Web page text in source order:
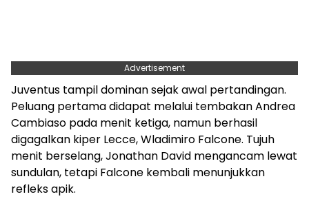
Advertisement
Juventus tampil dominan sejak awal pertandingan.
Peluang pertama didapat melalui tembakan Andrea
Cambiaso pada menit ketiga, namun berhasil
digagalkan kiper Lecce, Wladimiro Falcone. Tujuh
menit berselang, Jonathan David mengancam lewat
sundulan, tetapi Falcone kembali menunjukkan
refleks apik.